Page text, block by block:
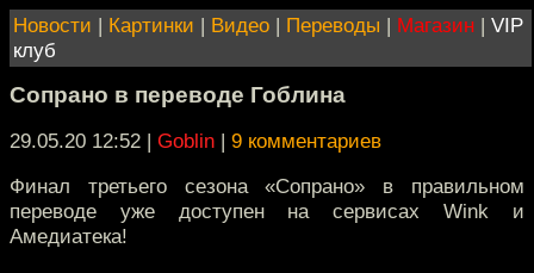
Новости | Картинки | Видео | Переводы | Магазин | VIP
клуб
Сопрано в переводе Гоблина
29.05.20 12:52 | Goblin | 9 комментариев
Финал третьего сезона «Сопрано» в правильном
переводе уже доступен на сервисах Wink и
Амедиатека!